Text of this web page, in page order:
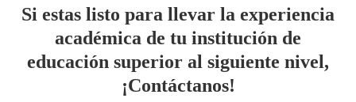
Si estas listo para llevar la experiencia
académica de tu institución de
educación superior al siguiente nivel,
¡Contáctanos!